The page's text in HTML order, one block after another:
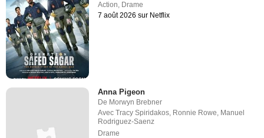
Action, Drame
7 août 2026 sur Netflix
Anna Pigeon
De Morwyn Brebner
AvecTracy Spiridakos Ronnie Rowe Manuel
Rodriguez-Saenz
Drame